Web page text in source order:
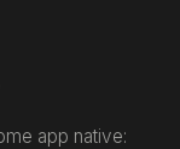
app native: